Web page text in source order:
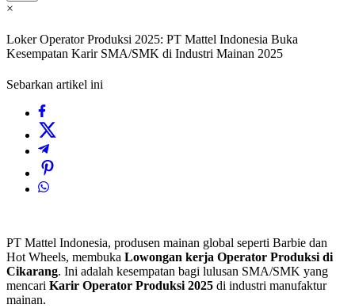
×
Loker Operator Produksi 2025: PT Mattel Indonesia Buka
Kesempatan Karir SMA/SMK di Industri Mainan 2025
Sebarkan artikel ini
PT Mattel Indonesia, produsen mainan global seperti Barbie dan
Hot Wheels, membuka Lowongan kerja Operator Produksi di
Cikarang. Ini adalah kesempatan bagi lulusan SMA/SMK yang
mencari Karir Operator Produksi 2025 di industri manufaktur
mainan.